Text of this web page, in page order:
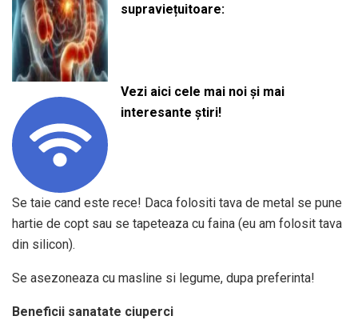
supraviețuitoare:
Vezi aici cele mai noi și mai
interesante știri!
Se taie cand este rece! Daca folositi tava de metal se pune
hartie de copt sau se tapeteaza cu faina (eu am folosit tava
din silicon).
Se asezoneaza cu masline si legume, dupa preferinta!
Beneficii sanatate ciuperci